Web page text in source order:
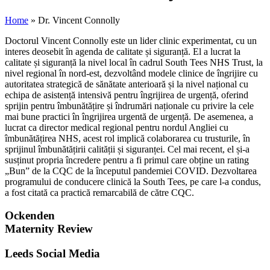
Home » Dr. Vincent Connolly
Doctorul Vincent Connolly este un lider clinic experimentat, cu un
interes deosebit în agenda de calitate și siguranță. El a lucrat la
calitate și siguranță la nivel local în cadrul South Tees NHS Trust, la
nivel regional în nord-est, dezvoltând modele clinice de îngrijire cu
autoritatea strategică de sănătate anterioară și la nivel național cu
echipa de asistență intensivă pentru îngrijirea de urgență, oferind
sprijin pentru îmbunătățire și îndrumări naționale cu privire la cele
mai bune practici în îngrijirea urgentă de urgență. De asemenea, a
lucrat ca director medical regional pentru nordul Angliei cu
îmbunătățirea NHS, acest rol implică colaborarea cu trusturile, în
sprijinul îmbunătățirii calității și siguranței. Cel mai recent, el și-a
susținut propria încredere pentru a fi primul care obține un rating
„Bun” de la CQC de la începutul pandemiei COVID. Dezvoltarea
programului de conducere clinică la South Tees, pe care l-a condus,
a fost citată ca practică remarcabilă de către CQC.
Ockenden
Maternity Review
Leeds Social Media